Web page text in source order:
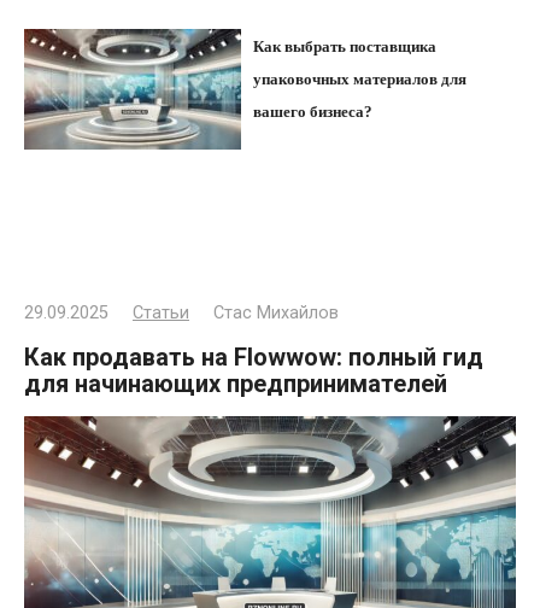
Как выбрать поставщика
упаковочных материалов для
вашего бизнеса?
29.09.2025 Статьи Стас Михайлов
Как продавать на Flowwow: полный гид
для начинающих предпринимателей